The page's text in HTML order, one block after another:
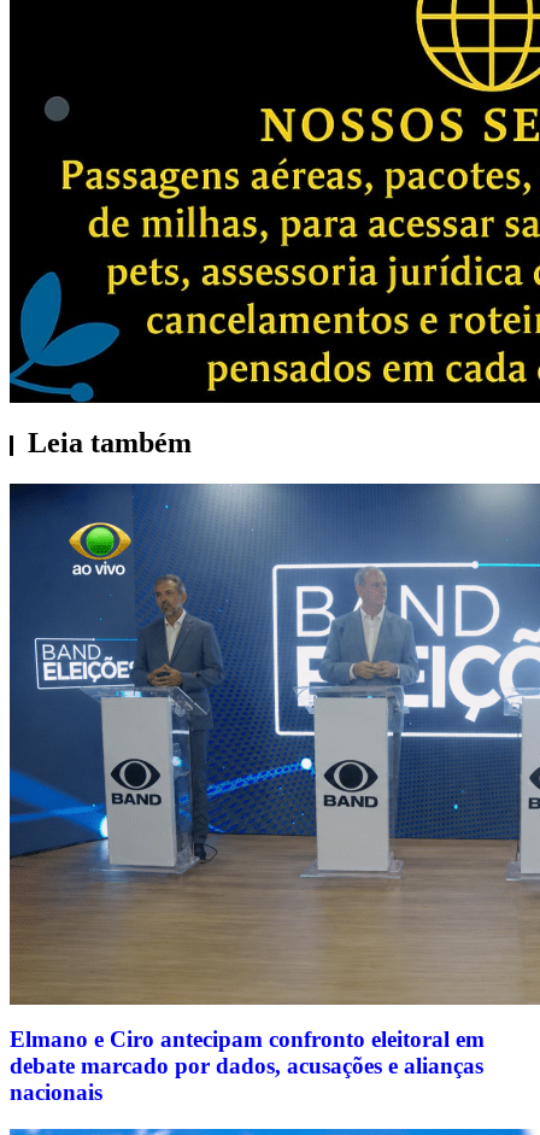
Leia também
Elmano e Ciro antecipam confronto eleitoral em
debate marcado por dados, acusações e alianças
nacionais